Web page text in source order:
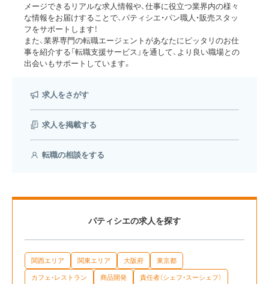
メージできるリアルな求人情報や、仕事に役立つ業界内の様々
な情報をお届けすることで、パティシエ・パン職人・販売スタッ
フをサポートします！
また、業界専門の転職エージェントがあなたにピッタリのお仕
事を紹介する「転職支援サービス」を通して、より良い職場との
出会いもサポートしています。
求人をさがす
求人を掲載する
転職の相談をする
パティシエの求人を探す
関西エリア 関東エリア 大阪府 東京都
カフェ・レストラン 商品開発 責任者（シェフ・スーシェフ）